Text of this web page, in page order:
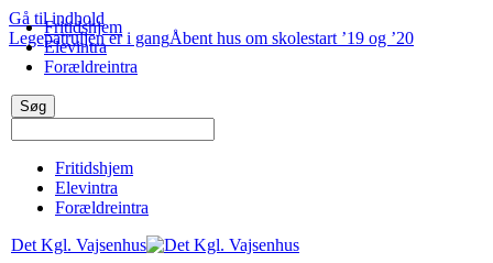
Gå til indhold
Legepatruljen er i gangÅbent hus om skolestart ’19 og ’20
Fritidshjem
Elevintra
Forældreintra
Det Kgl. Vajsenhus
Fritidshjem
Elevintra
Forældreintra